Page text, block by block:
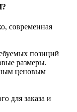
современная
позиций
размеры.
ценовым
для заказа и